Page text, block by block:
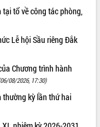
tổ về công tác phòng,
Lễ hội Sầu riêng Đắk
Chương trình hành
08/2026, 17:30)
thường kỳ lần thứ hai